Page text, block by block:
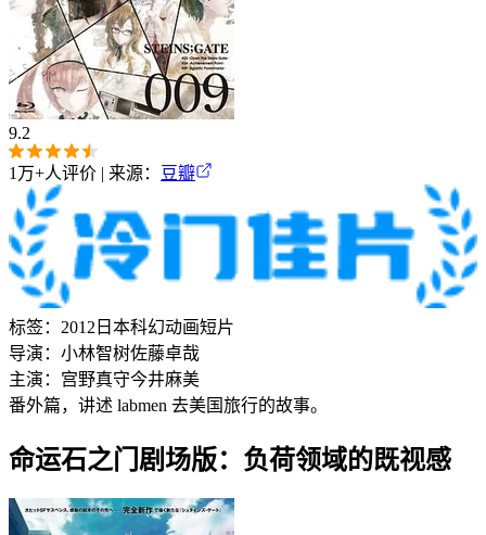
9.2
1万+人评价 | 来源： 豆瓣
标签： 2012 日本科幻动画短片
导演： 小林智树佐藤卓哉
主演： 宫野真守今井麻美
番外篇，讲述 labmen 去美国旅行的故事。
命运石之门剧场版：负荷领域的既视感